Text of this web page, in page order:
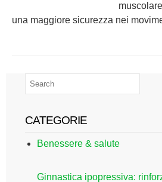
una maggiore sicurezza nei
CATEGORIE
Benessere & salute
Ginnastica ipopressiva: